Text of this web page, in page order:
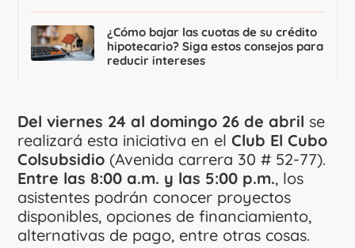
¿Cómo bajar las cuotas de su crédito
hipotecario? Siga estos consejos para
reducir intereses
Del viernes 24 al domingo 26 de abril se
realizará esta iniciativa en elClub El Cubo
Colsubsidio (Avenida carrera 30 # 52-77).
Entre las 8:00 a.m. y las 5:00 p.m., los
asistentes podrán conocer proyectos
disponibles, opciones de financiamiento,
alternativas de pago, entre otras cosas.